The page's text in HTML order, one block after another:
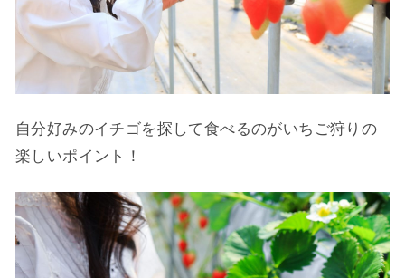
自分好みのイチゴを探して食べるのがいちご狩りの
楽しいポイント！